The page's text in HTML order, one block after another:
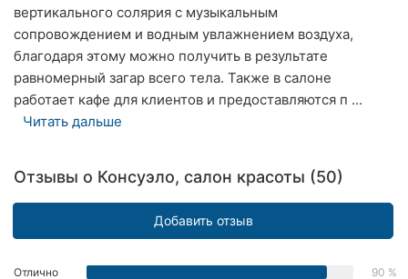
Херсон
Полтава
Чернигов
Черновцы
вертикального солярия с музыкальным
сопровождением и водным увлажнением воздуха,
благодаря этому можно получить в результате
равномерный загар всего тела. Также в салоне
работает кафе для клиентов и предоставляются п ...
Читать дальше
Отзывы о Консуэло, салон красоты (50)
Добавить отзыв
Отлично
90 %